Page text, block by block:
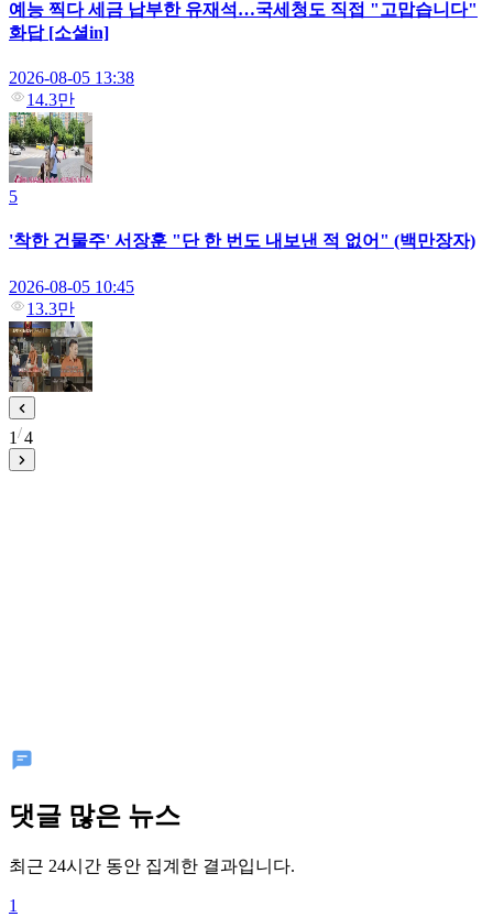
예능 찍다 세금 납부한 유재석…국세청도 직접 "고맙습니다"
화답 [소셜in]
2026-08-05 13:38
14.3만
5
'착한 건물주' 서장훈 "단 한 번도 내보낸 적 없어" (백만장자)
2026-08-05 10:45
13.3만
1 4
댓글 많은 뉴스
최근 24시간 동안 집계한 결과입니다.
1